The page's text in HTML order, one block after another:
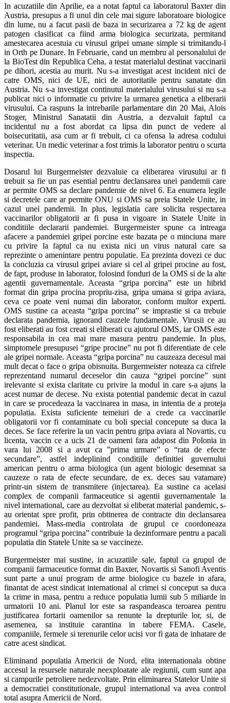
In acuzatiile din Aprilie, ea a notat faptul ca laboratorul Baxter din
Austria, presupus a fi unul din cele mai sigure laboratoare biologice
din lume, nu a facut pasii de baza in securizarea a 72 kg de agent
patogen clasificat ca fiind arma biologica securizata, permitand
amestecarea acestuia cu virusul gripei umane simple si trimitandu-l
in Orth pe Dunare. In Februarie, cand un membru al personalului de
la BioTest din Republica Ceha, a testat materialul destinat vaccinarii
pe dihori, acestia au murit. Nu s-a investigat acest incident nici de
catre OMS, nici de UE, nici de autoritatile pentru sanatate din
Austria. Nu s-a investigat continutul materialului virusului si nu s-a
publicat nici o informatie cu privire la urmarea genetica a eliberarii
virusului. Ca raspuns la intrebarile parlamentare din 20 Mai, Alois
Stoger, Ministrul Sanatatii din Austria, a dezvaluit faptul ca
incidentul nu a fost abordat ca lipsa din punct de vedere al
boisecuritatii, asa cum ar fi trebuit, ci ca ofensa la adresa codului
veterinar. Un medic veterinar a fost trimis la laborator pentru o scurta
inspectia.
Dosarul lui Burgermeister dezvaluie ca eliberarea virusului ar fi
trebuit sa fie un pas esential pentru declansarea unei pandemii care
ar permite OMS sa declare pandemie de nivel 6. Ea enumera legile
si decretele care ar permite ONU si OMS sa preia Statele Unite, in
cazul unei pandemii. In plus, legislatia care solicita respectarea
vaccinarilor obligatorii ar fi pusa in vigoare in Statele Unite in
conditiile declararii pandemiei. Burgermeister spune ca intreaga
afacere a pandemiei gripei porcine este bazata pe o minciuna mare
cu privire la faptul ca nu exista nici un virus natural care sa
reprezinte o amenintare pentru populatie. Ea prezinta dovezi ce duc
la concluzia ca virusul gripei aviare si cel al gripei procine au fost,
de fapt, produse in laborator, folosind fonduri de la OMS si de la alte
agentii guvernamentale. Aceasta “gripa porcina” este un hibrid
format din gripa procina propriu-zisa, gripa umana si gripa aviara,
ceva ce poate veni numai din laborator, conform multor experti.
OMS sustine ca aceasta “gripa porcina” se imprastie si ca trebuie
declarata pandemia, ignorand cauzele fundamentale. Virusii ce au
fost eliberati au fost creati si eliberati cu ajutorul OMS, iar OMS este
responsabila in cea mai mare masura pentru pandemie. In plus,
simptomele presupusei “gripe procine” nu pot fi diferentiate de cele
ale gripei normale. Aceasta “gripa porcina” nu cauzeaza decesul mai
mult decat o face o gripa obisnuita. Burgermeister noteaza ca cifrele
reprezentand numarul deceselor din cauza “gripei porcine” sunt
irelevante si exista claritate cu privire la modul in care s-a ajuns la
acest numar de decese. Nu exista potential pandemic decat in cazul
in care se procedeaza la vaccinarea in masa, in intentia de a proteja
populatia. Exista suficiente temeiuri de a crede ca vaccinarile
obligatorii vor fi contaminate cu boli special concepute sa duca la
deces. Se face referire la un vacin pentru gripa aviara al Novartis, cu
licenta, vaccin ce a ucis 21 de oameni fara adapost din Polonia in
vara lui 2008 si a avut ca ”prima urmare” o “rata de efecte
secundare”, astfel indeplinind conditiile definitiei guvernului
american pentru o arma biologica (un agent biologic desemnat sa
cauzeze o rata de efecte secundare, de ex. deces sau vatamare)
printr-un sistem de transmitere (injectarea). Ea sustine ca acelasi
complex de companii farmaceutice si agentii guvernamentale la
nivel international, care au dezvoltat si eliberat material pandemic, s-
au orientat spre profit, prin obtinerea de contracte din declansarea
pandemiei. Mass-media controlata de grupul ce coordoneaza
programul “gripa porcina” contribuie la dezinformare pentru a pacali
populatia din Statele Unite sa se vaccineze.
Burgermeister mai sustine, in acuzatiile sale, faptul ca grupul de
companii farmaceutice format din Baxter, Novartis si Sanofi Aventis
sunt parte a unui program de arme biologice cu bazele in afara,
finantat de acest sindicat international al crimei si conceput sa duca
la crime in masa, pentru a reduce populatia lumii sub 5 miliarde in
urmatorii 10 ani. Planul lor este sa raspandeasca teroarea pentru
justificarea fortarii oamenilor sa renunte la drepturile lor, si, de
asemenea, sa instituie carantina in tabere FEMA. Casele,
companiile, fermele si terenurile celor ucisi vor fi gata de inhatare de
catre acest sindicat.
Eliminand populatia Americii de Nord, elita internationala obtine
accesul la resursele naturale neexploatate ale regiunii, cum sunt apa
si campurile petroliere nedezvoltate. Prin eliminarea Statelor Unite si
a democratiei constitutionale, grupul international va avea control
total asupra Americii de Nord.